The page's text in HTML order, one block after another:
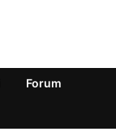
Forum